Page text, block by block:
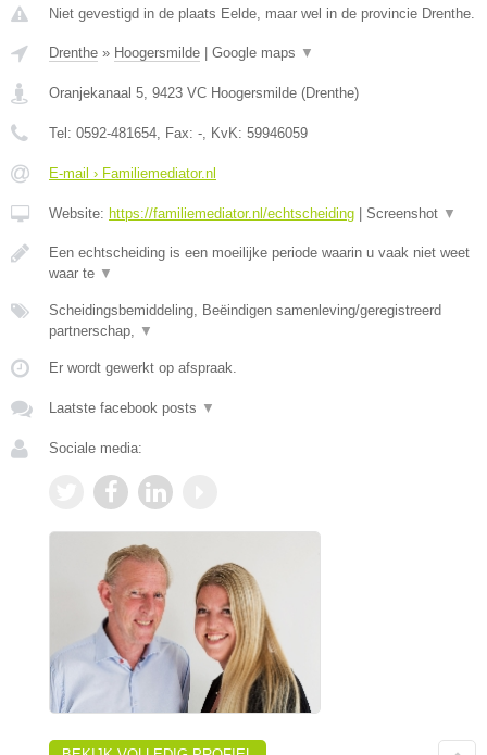
Niet gevestigd in de plaats Eelde, maar wel in de provincie Drenthe.
Drenthe » Hoogersmilde Google maps ▼
Oranjekanaal 5, 9423 VC Hoogersmilde (Drenthe)
Tel: 0592-481654, Fax: -, KvK: 59946059
E-mail › Familiemediator.nl
Website: https://familiemediator.nl/echtscheiding Screenshot ▼
Een echtscheiding is een moeilijke periode waarin u vaak niet weet
waar te ▼
Scheidingsbemiddeling, Beëindigen samenleving/geregistreerd
partnerschap, ▼
Er wordt gewerkt op afspraak.
Laatste facebook posts ▼
Sociale media: